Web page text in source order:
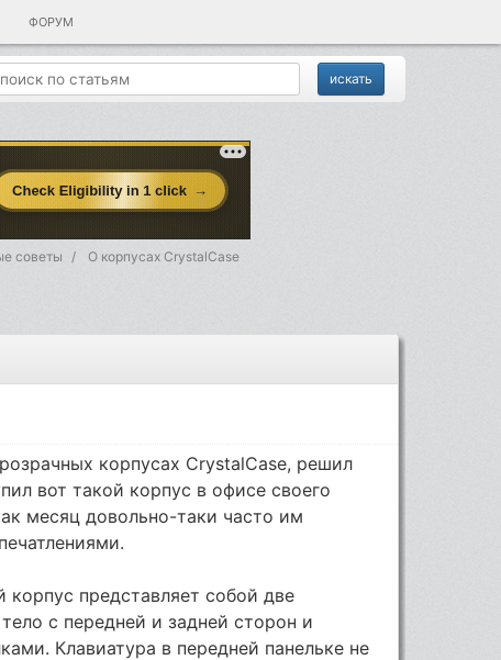
ФОРУМ
советы О корпусах CrystalCase
корпусах CrystalCase, решил
вот такой корпус в офисе своего
месяц довольно-таки часто им
корпус представляет собой две
с передней и задней сторон и
Клавиатура в передней панельке не